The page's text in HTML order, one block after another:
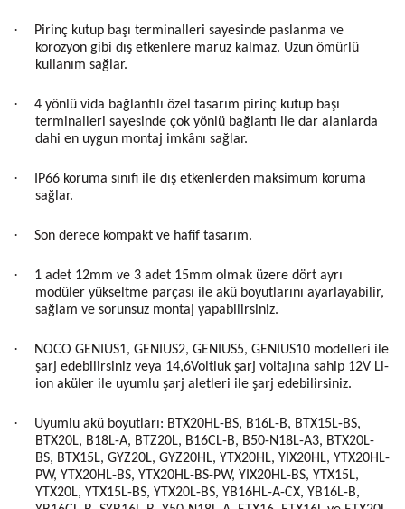
·
Pirinç kutup başı terminalleri sayesinde paslanma ve
korozyon gibi dış etkenlere maruz kalmaz. Uzun ömürlü
kullanım sağlar.
·
4 yönlü vida bağlantılı özel tasarım pirinç kutup başı
terminalleri sayesinde çok yönlü bağlantı ile dar alanlarda
dahi en uygun montaj imkânı sağlar.
·
IP66 koruma sınıfı ile dış etkenlerden maksimum koruma
sağlar.
· Son derece kompakt ve hafif tasarım.
·
1 adet 12mm ve 3 adet 15mm olmak üzere dört ayrı
modüler yükseltme parçası ile akü boyutlarını ayarlayabilir,
sağlam ve sorunsuz montaj yapabilirsiniz.
·
NOCO GENIUS1, GENIUS2, GENIUS5, GENIUS10 modelleri ile
şarj edebilirsiniz veya 14,6Voltluk şarj voltajına sahip 12V Li-
ion aküler ile uyumlu şarj aletleri ile şarj edebilirsiniz.
·
Uyumlu akü boyutları: BTX20HL-BS, B16L-B, BTX15L-BS,
BTX20L, B18L-A, BTZ20L, B16CL-B, B50-N18L-A3, BTX20L-
BS, BTX15L, GYZ20L, GYZ20HL, YTX20HL, YIX20HL, YTX20HL-
PW, YTX20HL-BS, YTX20HL-BS-PW, YIX20HL-BS, YTX15L,
YTX20L, YTX15L-BS, YTX20L-BS, YB16HL-A-CX, YB16L-B,